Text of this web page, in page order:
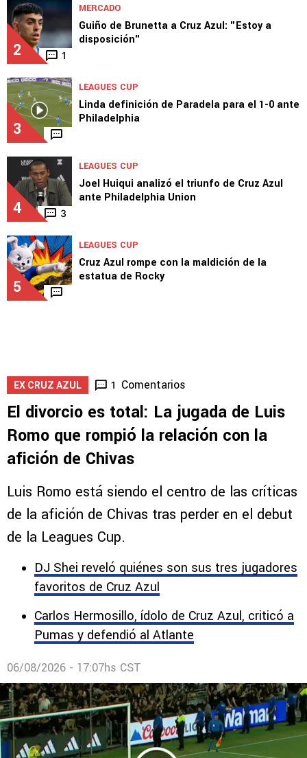
2 1
MERCADO
Guiño de Brunetta a Cruz Azul: "Estoy a
disposición"
3
LEAGUES CUP
Linda definición de Paradela para el 1-0 ante
Philadelphia
4 3
LEAGUES CUP
Joel Huiqui analizó el triunfo de Cruz Azul
ante Philadelphia Union
5
LEAGUES CUP
Cruz Azul rompe con la maldición de la
estatua de Rocky
EX CRUZ AZUL 1 Comentarios
El divorcio es total: La jugada de Luis
Romo que rompió la relación con la
afición de Chivas
Luis Romo está siendo el centro de las críticas
de la afición de Chivas tras perder en el debut
de la Leagues Cup.
DJ Shei reveló quiénes son sus tres jugadores
favoritos de Cruz Azul
Carlos Hermosillo, ídolo de Cruz Azul, criticó a
Pumas y defendió al Atlante
06/08/2026 - 17:07hs CST